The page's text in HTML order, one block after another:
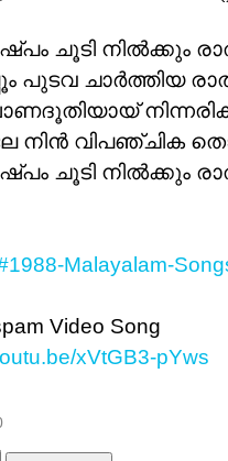
ചൂടി നിൽക്കും
പുടവ ചാർത്തിയ
നിൻ വിപഞ്ചിക
ചൂടി നിൽക്കും
Malayalam-
Video Song
xVtGB3-pYws